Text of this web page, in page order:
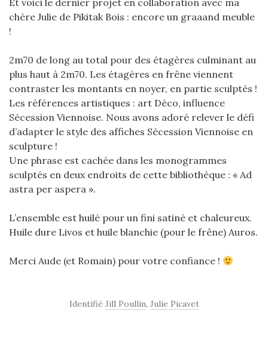
Et voici le dernier projet en collaboration avec ma
chère Julie de Pikitak Bois : encore un graaand meuble
!
2m70 de long au total pour des étagères culminant au
plus haut à 2m70. Les étagères en frêne viennent
contraster les montants en noyer, en partie sculptés !
Les références artistiques : art Déco, influence
Sécession Viennoise. Nous avons adoré relever le défi
d’adapter le style des affiches Sécession Viennoise en
sculpture !
Une phrase est cachée dans les monogrammes
sculptés en deux endroits de cette bibliothèque : « Ad
astra per aspera ».
L’ensemble est huilé pour un fini satiné et chaleureux.
Huile dure Livos et huile blanchie (pour le frêne) Auros.
Merci Aude (et Romain) pour votre confiance !
Identifié Jill Poullin, Julie Picavet